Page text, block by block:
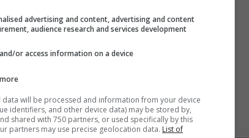
advertising and content, advertising and content
audience research and services development
or access information on a device
data will be processed and information from your device
identifiers, and other device data) may be stored by,
shared with 750 partners, or used specifically by this
partners may use precise geolocation data. List of